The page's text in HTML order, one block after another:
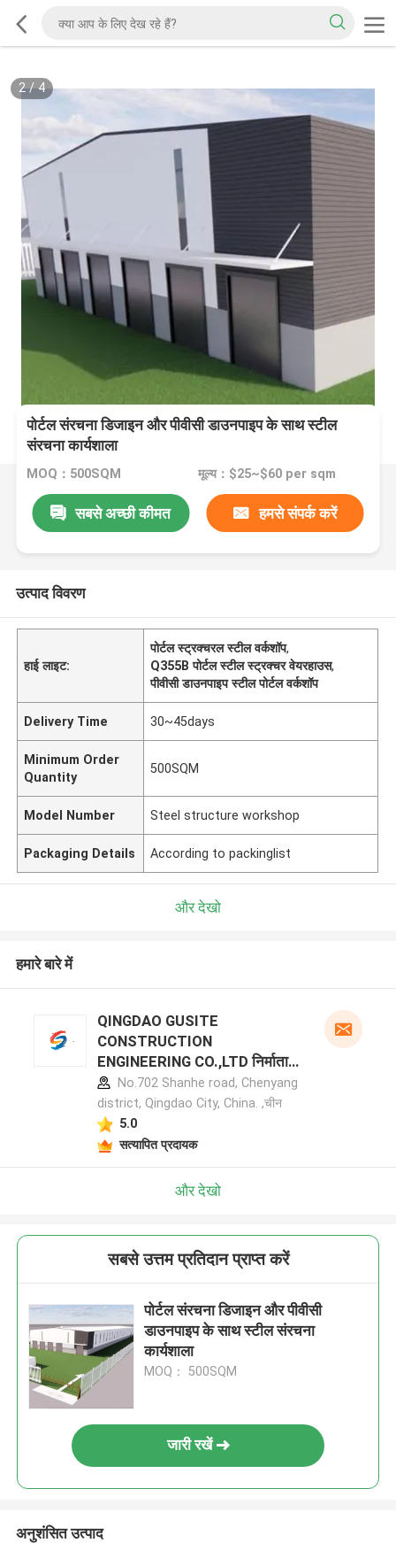
2/4
पोर्टल संरचना डिजाइन और पीवीसी डाउनपाइप के साथ स्टील
संरचना कार्यशाला
MOQ：500SQM मूल्य：$25~$60 per sqm
सबसे अच्छी कीमत हमसे संपर्क करें
उत्पाद विवरण
हाई लाइट:
पोर्टल स्ट्रक्चरल स्टील वर्कशॉप,
Q355B पोर्टल स्टील स्ट्रक्चर वेयरहाउस,
पीवीसी डाउनपाइप स्टील पोर्टल वर्कशॉप
Delivery Time 30~45days
Minimum Order
Quantity
500SQM
Model Number Steel structure workshop
Packaging Details According to packinglist
और देखो
हमारे बारे में
QINGDAO GUSITE
CONSTRUCTION
ENGINEERING CO.,LTD निर्माता
प्रोफ़ाइलNo.702 Shanhe road, Chenyang
district, Qingdao City, China. ,चीन
5.0
सत्यापित प्रदायक
और देखो
सबसे उत्तम प्रतिदान प्राप्त करें
पोर्टल संरचना डिजाइन और पीवीसी
डाउनपाइप के साथ स्टील संरचना
कार्यशाला
MOQ： 500SQM
जारी रखें
अनुशंसित उत्पाद